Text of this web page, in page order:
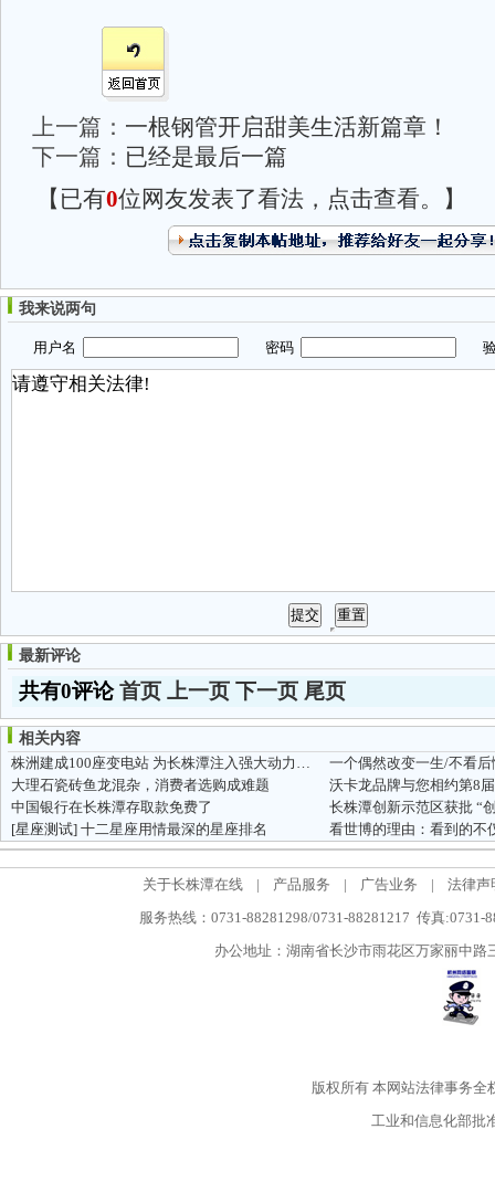
上一篇： 一根钢管开启甜美生活新篇章！
下一篇： 已经是最后一篇
【已有0位网友发表了看法，点击查看。】
我来说两句
用户名 密码 验
最新评论
共有0评论首页 上一页 下一页 尾页
相关内容
株洲建成100座变电站 为长株潭注入强大动力引擎
一个偶然改变一生/不看
大理石瓷砖鱼龙混杂，消费者选购成难题
中国银行在长株潭存取款免费了
长株潭创新示范区获批 “
[星座测试] 十二星座用情最深的星座排名 看世博的理由：看到的不
关于长株潭在线 | 产品服务 | 广告业务 |
法律声
服务热线：0731-88281298/0731-88281217 传真:0731-
办公地址：湖南省长沙市雨花区万家丽中
版权所有本网站法律事务全
工业和信息化部批